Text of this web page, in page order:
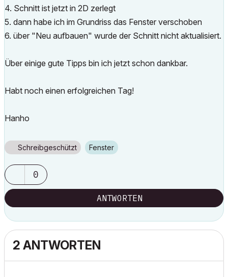
4. Schnitt ist jetzt in 2D zerlegt
5. dann habe ich im Grundriss das Fenster verschoben
6. über "Neu aufbauen" wurde der Schnitt nicht aktualisiert.
Über einige gute Tipps bin ich jetzt schon dankbar.
Habt noch einen erfolgreichen Tag!
Hanho
Schreibgeschützt Fenster
0
ANTWORTEN
2 ANTWORTEN